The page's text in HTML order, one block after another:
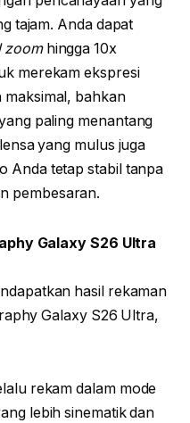
tajam. Anda dapat
zoomhingga 10x
merekam ekspresi
maksimal, bahkan
paling menantang
yang mulus juga
Anda tetap stabil tanpa
pembesaran.
Galaxy S26 Ultra
hasil rekaman
Galaxy S26 Ultra,
rekam dalam mode
lebih sinematik dan